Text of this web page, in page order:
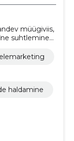
müügiviis,
suhtlemine
haldamine